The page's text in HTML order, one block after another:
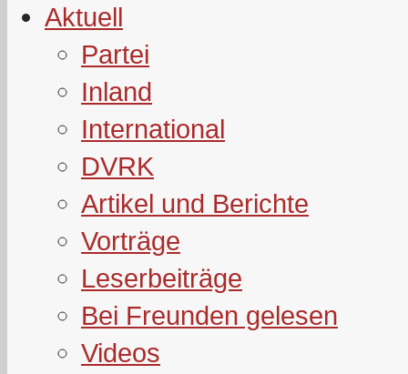
Aktuell
Partei
Inland
International
DVRK
Artikel und Berichte
Vorträge
Leserbeiträge
Bei Freunden gelesen
Videos